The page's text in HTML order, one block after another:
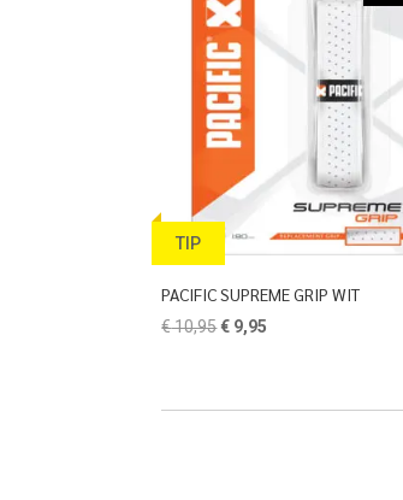
TIP
PACIFIC SUPREME GRIP WIT
€10,95Oorspronkelijke
€ 9,95